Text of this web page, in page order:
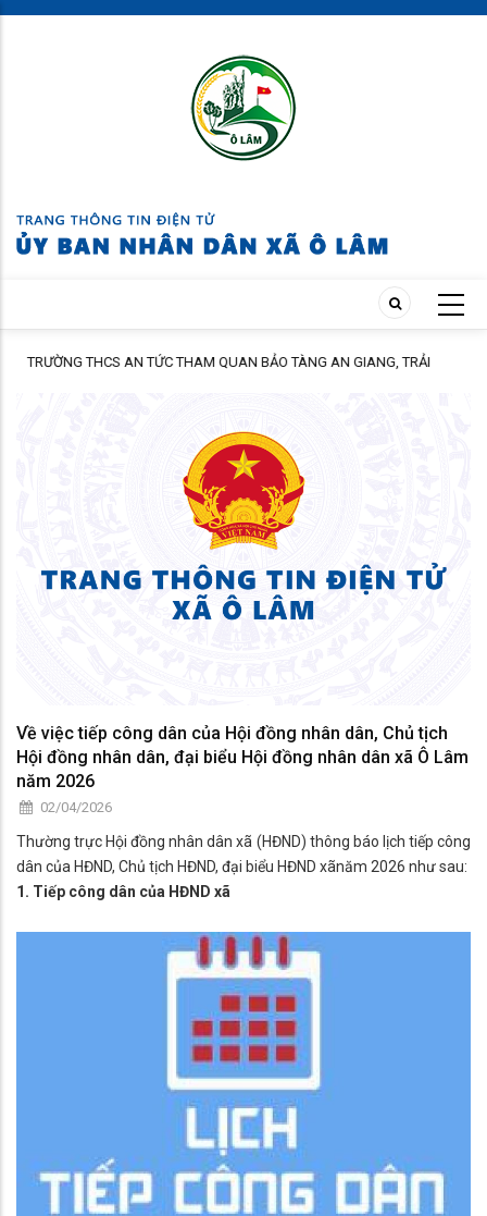
Skip
TRƯỜNG THCS AN TỨC THAM QUAN BẢO TÀNG AN GIANG, TRẢI
Về việc tiếp công dân của Hội đồng nhân dân, Chủ tịch
Hội đồng nhân dân, đại biểu Hội đồng nhân dân xã Ô Lâm
năm 2026
02/04/2026
Thường trực Hội đồng nhân dân xã (HĐND) thông báo lịch tiếp công
dân của HĐND, Chủ tịch HĐND, đại biểu HĐND xãnăm 2026 như sau:
1. Tiếp công dân của HĐND xã
ngày tại trụ sở theo quy định.
Việc tiếp công dân do Thường trực HĐND xã chủ trì; đồng thời phân
công Ủy viên Thường trực và Phó Trưởng các Ban HĐND xã tham
gia tiếp công dân theo lịch cụ thể.
- Buổi sáng: Bắt đầu từ 07 giờ 30 phút, kết thúc lúc 11 giờ 00 phút.